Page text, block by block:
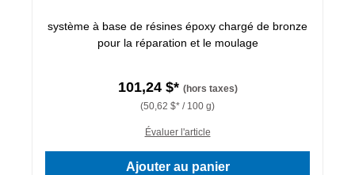
système à base de résines époxy chargé de bronze
pour la réparation et le moulage
101,24 $* (hors taxes)
(50,62 $* / 100 g)
Évaluer l'article
Ajouter au panier